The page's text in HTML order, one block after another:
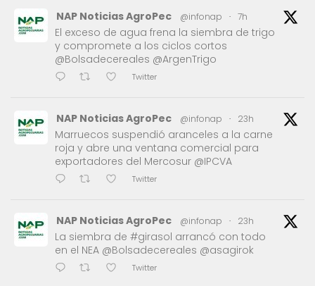
NAP Noticias AgroPec @infonap · 7h
El exceso de agua frena la siembra de trigo
y compromete a los ciclos cortos
@Bolsadecereales @ArgenTrigo
Twitter
NAP Noticias AgroPec @infonap · 23h
Marruecos suspendió aranceles a la carne
roja y abre una ventana comercial para
exportadores del Mercosur @IPCVA
Twitter
NAP Noticias AgroPec @infonap · 23h
La siembra de #girasol arrancó con todo
en el NEA @Bolsadecereales @asagirok
Twitter